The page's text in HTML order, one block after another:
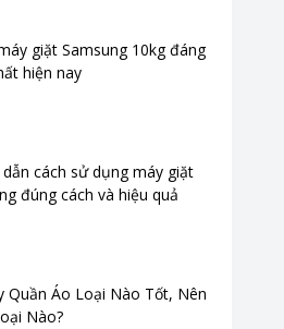
giặt Samsung 10kg đáng
hiện nay
cách sử dụng máy giặt
đúng cách và hiệu quả
Quần Áo Loại Nào Tốt, Nên
Nào?